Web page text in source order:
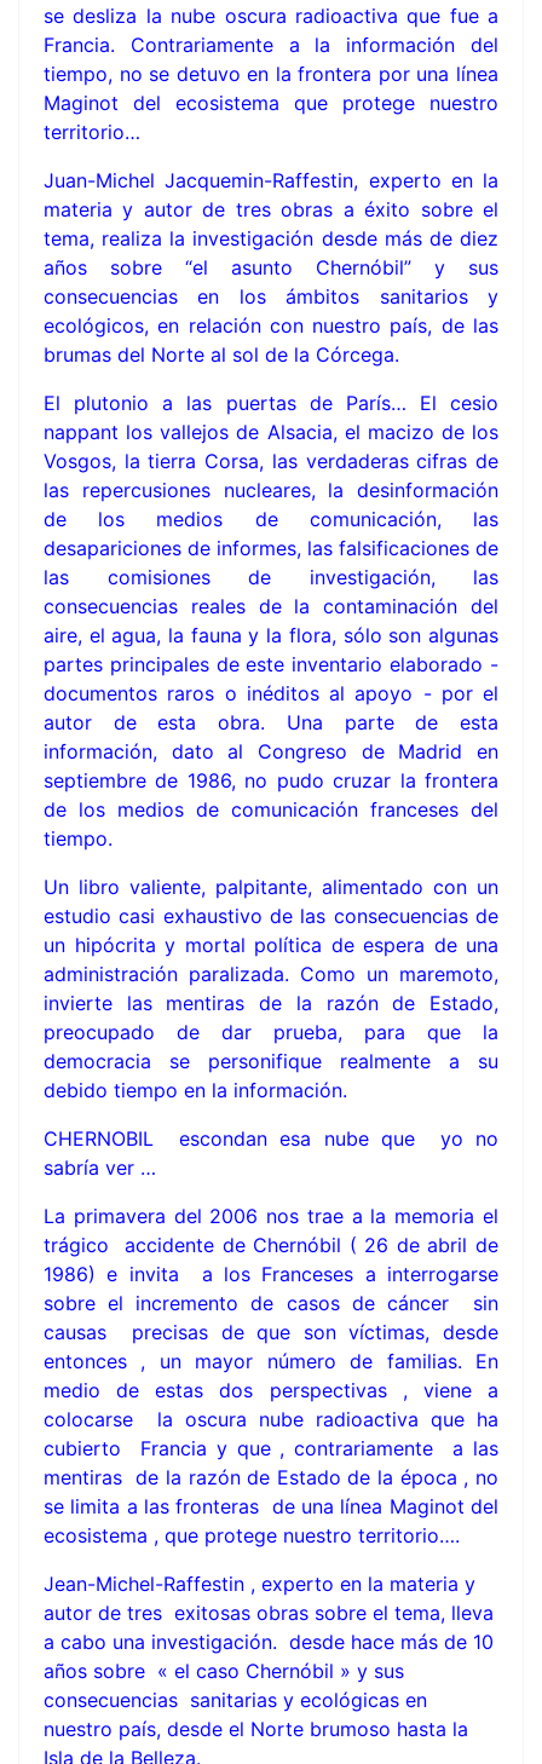
se desliza la nube oscura radioactiva que fue a
Francia. Contrariamente a la información del
tiempo, no se detuvo en la frontera por una línea
Maginot del ecosistema que protege nuestro
territorio…
Juan-Michel Jacquemin-Raffestin, experto en la
materia y autor de tres obras a éxito sobre el
tema, realiza la investigación desde más de diez
años sobre “el asunto Chernóbil” y sus
consecuencias en los ámbitos sanitarios y
ecológicos, en relación con nuestro país, de las
brumas del Norte al sol de la Córcega.
El plutonio a las puertas de París… El cesio
nappant los vallejos de Alsacia, el macizo de los
Vosgos, la tierra Corsa, las verdaderas cifras de
las repercusiones nucleares, la desinformación
de los medios de comunicación, las
desapariciones de informes, las falsificaciones de
las comisiones de investigación, las
consecuencias reales de la contaminación del
aire, el agua, la fauna y la flora, sólo son algunas
partes principales de este inventario elaborado -
documentos raros o inéditos al apoyo - por el
autor de esta obra. Una parte de esta
información, dato al Congreso de Madrid en
septiembre de 1986, no pudo cruzar la frontera
de los medios de comunicación franceses del
tiempo.
Un libro valiente, palpitante, alimentado con un
estudio casi exhaustivo de las consecuencias de
un hipócrita y mortal política de espera de una
administración paralizada. Como un maremoto,
invierte las mentiras de la razón de Estado,
preocupado de dar prueba, para que la
democracia se personifique realmente a su
debido tiempo en la información.
CHERNOBIL escondan esa nube que yo no
sabría ver …
La primavera del 2006 nos trae a la memoria el
trágico accidente de Chernóbil ( 26 de abril de
1986) e invita a los Franceses a interrogarse
sobre el incremento de casos de cáncer sin
causas precisas de que son víctimas, desde
entonces , un mayor número de familias. En
medio de estas dos perspectivas , viene a
colocarse la oscura nube radioactiva que ha
cubierto Francia y que , contrariamente a las
mentiras de la razón de Estado de la época , no
se limita a las fronteras de una línea Maginot del
ecosistema , que protege nuestro territorio….
Jean-Michel-Raffestin , experto en la materia y
autor de tres exitosas obras sobre el tema, lleva
a cabo una investigación. desde hace más de 10
años sobre « el caso Chernóbil » y sus
consecuencias sanitarias y ecológicas en
nuestro país, desde el Norte brumoso hasta la
Isla de la Belleza.